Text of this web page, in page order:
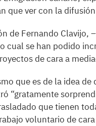
que ver con la
de Fernando Clavijo,
cual se han podido
de cara a
que es de la idea
“gratamente
que tienen
voluntario de